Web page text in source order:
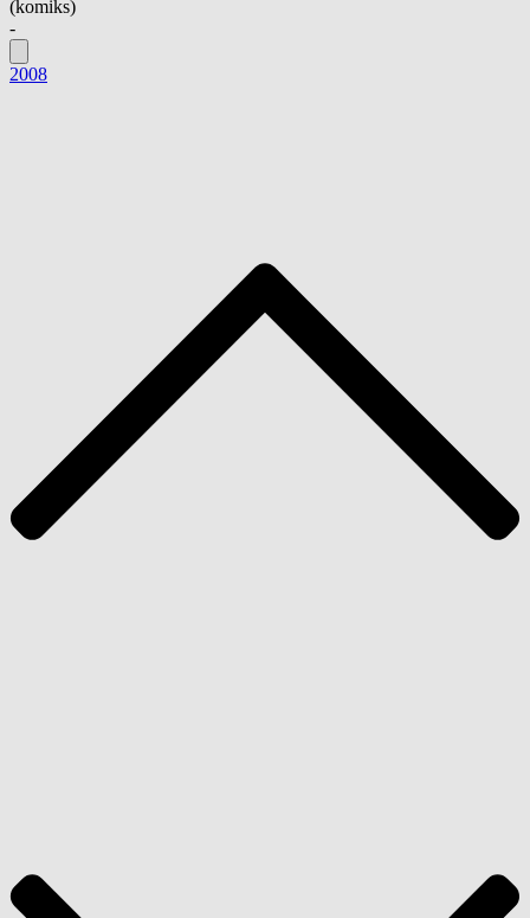
(komiks)
-
2008